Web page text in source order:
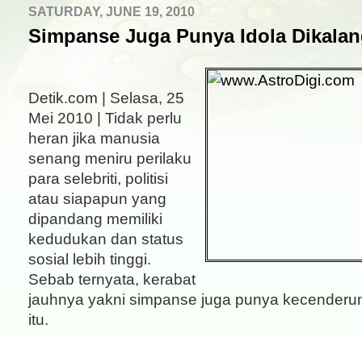
SATURDAY, JUNE 19, 2010
Simpanse Juga Punya Idola
Detik.com | Selasa, 25
Mei 2010 | Tidak perlu
heran jika manusia
senang meniru perilaku
para selebriti, politisi
atau siapapun yang
dipandang memiliki
kedudukan dan status
sosial lebih tinggi.
Sebab ternyata, kerabat
jauhnya yakni simpanse juga punya
itu.